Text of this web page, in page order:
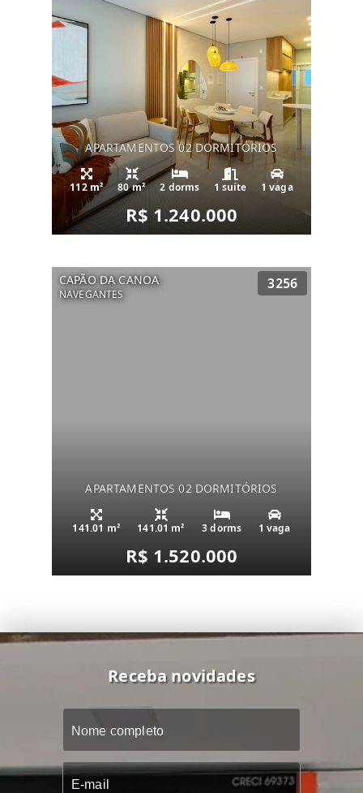
APARTAMENTOS 02 DORMITÓRIOS
112 m² 80 m² 2 dorms 1 suíte 1 vaga
R$ 1.240.000
CAPÃO DA CANOA
NAVEGANTES
3256
APARTAMENTOS 02 DORMITÓRIOS
141.01 m² 141.01 m² 3 dorms 1 vaga
R$ 1.520.000
Receba novidades